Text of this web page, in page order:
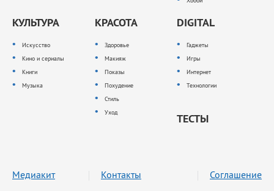
КУЛЬТУРА
Искусство
Кино и сериалы
Книги
Музыка
КРАСОТА
Здоровье
Макияж
Показы
Похудение
Стиль
Уход
DIGITAL
Гаджеты
Игры
Интернет
Технологии
ТЕСТЫ
Медиакит Контакты Соглашение